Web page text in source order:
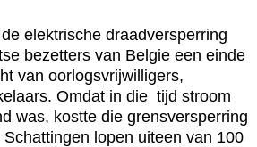
elektrische draadversperring
bezetters van Belgie een einde
van oorlogsvrijwilligers,
Omdat in die tijd stroom
was, kostte die grensversperring
lopen uiteen van 100